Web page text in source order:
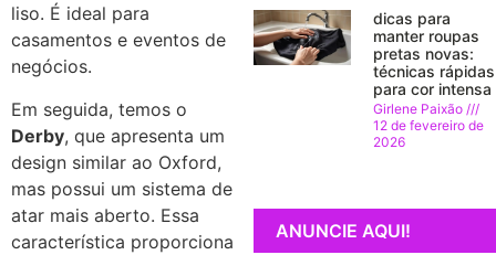
liso. É ideal para
casamentos e eventos de
negócios.
Em seguida, temos o
Derby, que apresenta um
design similar ao Oxford,
mas possui um sistema de
atar mais aberto. Essa
característica proporciona
dicas para
manter roupas
pretas novas:
técnicas rápidas
para cor intensa
Girlene Paixão
12 de fevereiro de
2026
ANUNCIE AQUI!